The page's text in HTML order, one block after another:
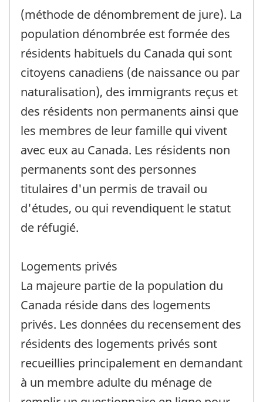
(méthode de dénombrement de jure). La
population dénombrée est formée des
résidents habituels du Canada qui sont
citoyens canadiens (de naissance ou par
naturalisation), des immigrants reçus et
des résidents non permanents ainsi que
les membres de leur famille qui vivent
avec eux au Canada. Les résidents non
permanents sont des personnes
titulaires d'un permis de travail ou
d'études, ou qui revendiquent le statut
de réfugié.
Logements privés
La majeure partie de la population du
Canada réside dans des logements
privés. Les données du recensement des
résidents des logements privés sont
recueillies principalement en demandant
à un membre adulte du ménage de